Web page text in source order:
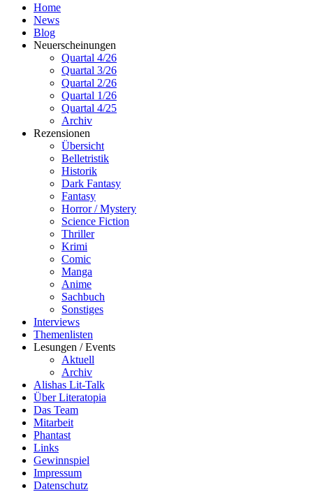
Home
News
Blog
Neuerscheinungen
Quartal 4/26
Quartal 3/26
Quartal 2/26
Quartal 1/26
Quartal 4/25
Archiv
Rezensionen
Übersicht
Belletristik
Historik
Dark Fantasy
Fantasy
Horror / Mystery
Science Fiction
Thriller
Krimi
Comic
Manga
Anime
Sachbuch
Sonstiges
Interviews
Themenlisten
Lesungen / Events
Aktuell
Archiv
Alishas Lit-Talk
Über Literatopia
Das Team
Mitarbeit
Phantast
Links
Gewinnspiel
Impressum
Datenschutz